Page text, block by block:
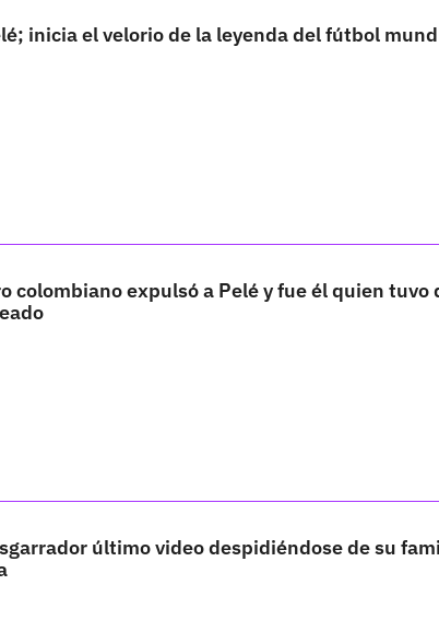
inicia el velorio de la leyenda del fútbol
colombiano expulsó a Pelé y fue él quien tuvo
último video despidiéndose de su